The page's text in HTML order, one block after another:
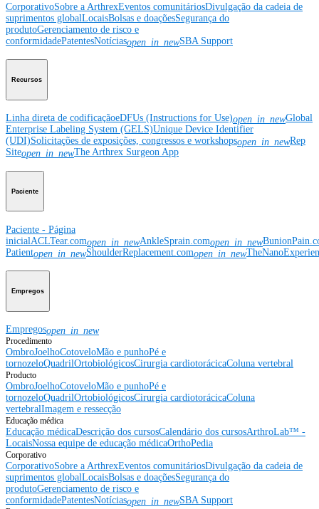
CorporativoSobre a ArthrexEventos comunitáriosDivulgação da cadeia de
suprimentos globalLocaisBolsas e doaçõesSegurança do
produtoGerenciamento de risco e
conformidadePatentesNotíciasopen_in_newSBA Support
Recursos
Linha direta de codificaçãoeDFUs (Instructions for Use)open_in_newGlobal
Enterprise Labeling System (GELS)Unique Device Identifier
(UDI)Solicitações de exposições, congressos e workshopsopen_in_newRep
Siteopen_in_newThe Arthrex Surgeon App
Paciente
Paciente - Página
inicial ACLTear.comopen_in_newAnkleSprain.comopen_in_new
Patientopen_in_newShoulderReplacement.comopen_in_new
Empregos
Empregosopen_in_new
Procedimento
OmbroJoelhoCotoveloMão e punhoPé e
tornozeloQuadrilOrtobiológicosCirurgia cardiotorácicaColuna vertebral
Producto
OmbroJoelhoCotoveloMão e punhoPé e
tornozeloQuadrilOrtobiológicosCirurgia cardiotorácicaColuna
vertebralImagem e ressecção
Educação médica
Educação médicaDescrição dos cursosCalendário dos cursosArthroLab™ -
LocaisNossa equipe de educação médicaOrthoPedia
Corporativo
CorporativoSobre a ArthrexEventos comunitáriosDivulgação da cadeia de
suprimentos globalLocaisBolsas e doaçõesSegurança do
produtoGerenciamento de risco e
conformidadePatentesNotíciasopen_in_newSBA Support